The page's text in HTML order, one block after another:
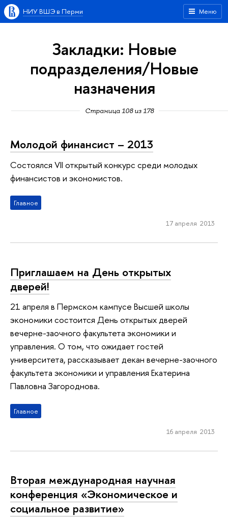
Меню
НИУ ВШЭ в Перми
Закладки: Новые
подразделения/Новые
назначения
Страница 108 из 178
Молодой финансист – 2013
Состоялся VII открытый конкурс среди молодых
финансистов и экономистов.
Главное
17 апреля 2013
Приглашаем на День открытых
дверей!
21 апреля в Пермском кампусе Высшей школы
экономики состоится День открытых дверей
вечерне-заочного факультета экономики и
управления. О том, что ожидает гостей
университета, рассказывает декан вечерне-заочного
факультета экономики и управления Екатерина
Павловна Загороднова.
Главное
16 апреля 2013
Вторая международная научная
конференция «Экономическое и
социальное развитие»